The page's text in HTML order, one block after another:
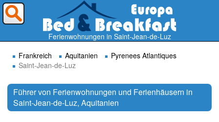
Ferienwohnungen in Saint-Jean-de-Luz
Frankreich
Aquitanien
Pyrenees Atlantiques
Saint-Jean-de-Luz
Führer von Ferienwohnungen und Ferienhäusern in
Saint-Jean-de-Luz, Aquitanien
Wohin möchten Sie reisen ?
Suchen